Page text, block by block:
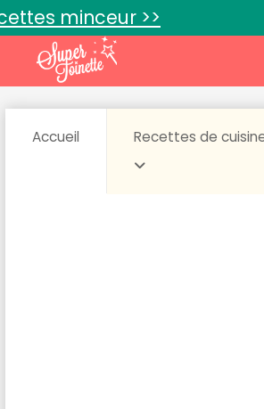
minceur >>
Accueil Recettes de